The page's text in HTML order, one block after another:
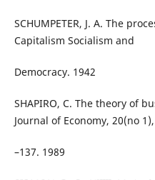
SCHUMPETER, J. A. The
Capitalism Socialism and
Democracy. 1942
SHAPIRO, C. The theory of
Journal of Economy, 20(no 1),
–137. 1989